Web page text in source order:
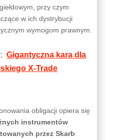
przy czym
w ich dystrybucji
wymogom prawnym.
Gigantyczna kara dla
X-Trade
obligacji opiera się
instrumentów
przez Skarb